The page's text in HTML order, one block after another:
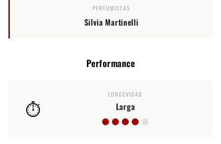
PERFUMISTAS
Silvia Martinelli
Performance
⏱️
LONGEVIDAD
Larga